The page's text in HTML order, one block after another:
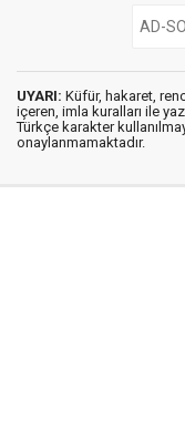
UYARI: Küfür, hakaret,
içeren, imla kuralları ile
Türkçe karakter
onaylanmamaktadır.